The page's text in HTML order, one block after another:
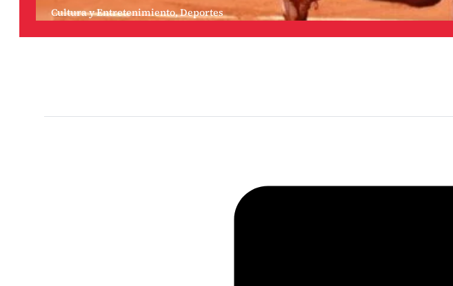
Cultura y Entretenimiento,Deportes